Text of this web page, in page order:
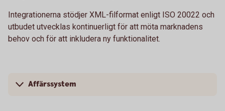
Integrationerna stödjer XML-filformat enligt ISO 20022 och
utbudet utvecklas kontinuerligt för att möta marknadens
behov och för att inkludera ny funktionalitet.
Affärssystem